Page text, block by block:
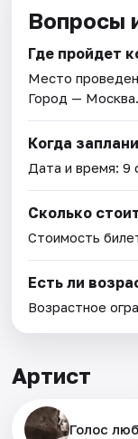
Вопросы
Где пройдет
Место
Город — Москва.
Когда
Дата и время:9
Сколько
Стоимость
Есть ли
Возрастное
Артист
Голос